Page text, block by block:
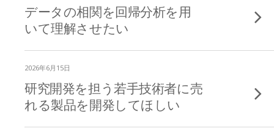
データの相関を回帰分析を用
いて理解させたい
2026年6月15日
研究開発を担う若手技術者に売
れる製品を開発してほしい